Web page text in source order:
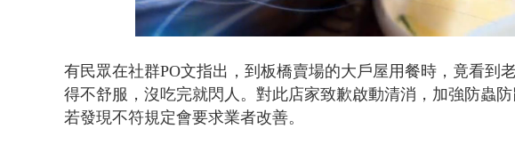
53.85%
有民眾在社群PO文指出，到板橋賣場的大戶屋用餐時，竟看到
得不舒服，沒吃完就閃人。對此店家致歉啟動清消，加強防蟲
若發現不符規定會要求業者改善。